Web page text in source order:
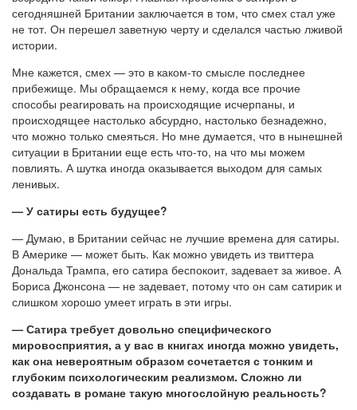
сегодняшней Британии заключается в том, что смех стал уже
не тот. Он перешел заветную черту и сделался частью лживой
истории.
Мне кажется, смех — это в каком-то смысле последнее
прибежище. Мы обращаемся к нему, когда все прочие
способы реагировать на происходящие исчерпаны, и
происходящее настолько абсурдно, настолько безнадежно,
что можно только смеяться. Но мне думается, что в нынешней
ситуации в Британии еще есть что-то, на что мы можем
повлиять. А шутка иногда оказывается выходом для самых
ленивых.
— У сатиры есть будущее?
— Думаю, в Британии сейчас не лучшие времена для сатиры.
В Америке — может быть. Как можно увидеть из твиттера
Дональда Трампа, его сатира беспокоит, задевает за живое. А
Бориса Джонсона — не задевает, потому что он сам сатирик и
слишком хорошо умеет играть в эти игры.
— Сатира требует довольно специфического
мировосприятия, а у вас в книгах иногда можно увидеть,
как она невероятным образом сочетается с тонким и
глубоким психологическим реализмом. Сложно ли
создавать в романе такую многослойную реальность?